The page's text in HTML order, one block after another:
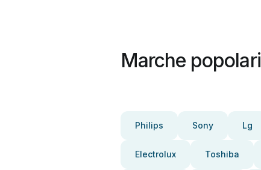
Marche popolari
Philips Sony Lg
Electrolux Toshiba